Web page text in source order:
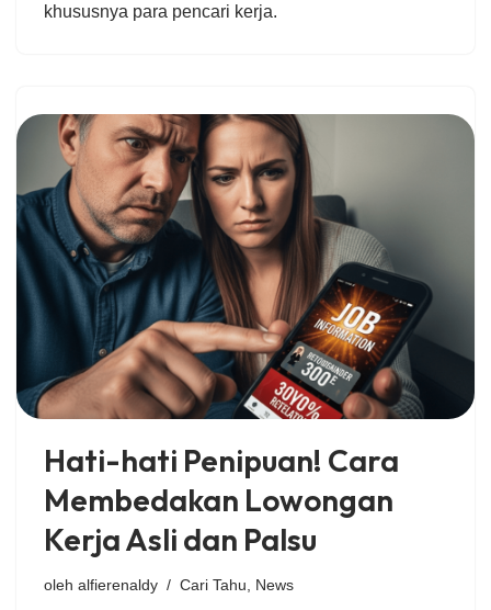
khususnya para pencari kerja.
Hati-hati Penipuan! Cara
Membedakan Lowongan
Kerja Asli dan Palsu
oleh alfierenaldy Cari Tahu, News